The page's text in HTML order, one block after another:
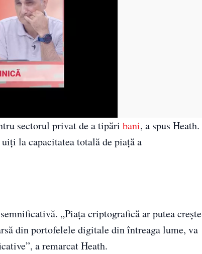
sectorul privat de a tipări bani, a spus Heath.
la capacitatea totală de piață a
„Piața criptografică ar putea crește
din portofelele digitale din întreaga lume, va
a remarcat Heath.